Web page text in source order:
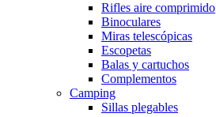
Rifles aire comprimido
Binoculares
Miras telescópicas
Escopetas
Balas y cartuchos
Complementos
Camping
Sillas plegables